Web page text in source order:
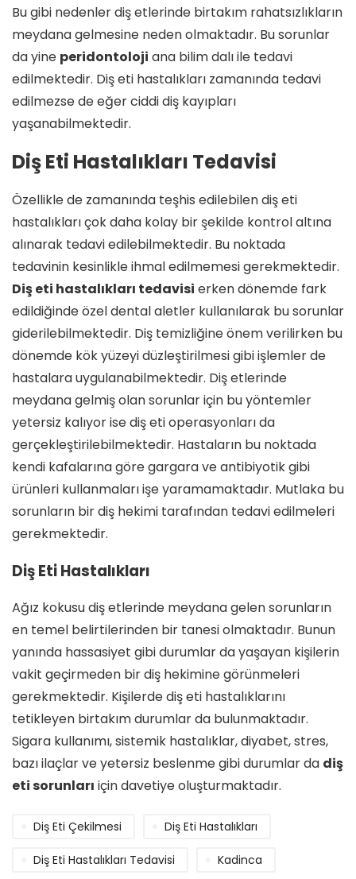
Bu gibi nedenler diş etlerinde birtakım rahatsızlıkların
meydana gelmesine neden olmaktadır. Bu sorunlar
da yine peridontoloji ana bilim dalı ile tedavi
edilmektedir. Diş eti hastalıkları zamanında tedavi
edilmezse de eğer ciddi diş kayıpları
yaşanabilmektedir.
Diş Eti Hastalıkları Tedavisi
Özellikle de zamanında teşhis edilebilen diş eti
hastalıkları çok daha kolay bir şekilde kontrol altına
alınarak tedavi edilebilmektedir. Bu noktada
tedavinin kesinlikle ihmal edilmemesi gerekmektedir.
Diş eti hastalıkları tedavisi erken dönemde fark
edildiğinde özel dental aletler kullanılarak bu sorunlar
giderilebilmektedir. Diş temizliğine önem verilirken bu
dönemde kök yüzeyi düzleştirilmesi gibi işlemler de
hastalara uygulanabilmektedir. Diş etlerinde
meydana gelmiş olan sorunlar için bu yöntemler
yetersiz kalıyor ise diş eti operasyonları da
gerçekleştirilebilmektedir. Hastaların bu noktada
kendi kafalarına göre gargara ve antibiyotik gibi
ürünleri kullanmaları işe yaramamaktadır. Mutlaka bu
sorunların bir diş hekimi tarafından tedavi edilmeleri
gerekmektedir.
Diş Eti Hastalıkları
Ağız kokusu diş etlerinde meydana gelen sorunların
en temel belirtilerinden bir tanesi olmaktadır. Bunun
yanında hassasiyet gibi durumlar da yaşayan kişilerin
vakit geçirmeden bir diş hekimine görünmeleri
gerekmektedir. Kişilerde diş eti hastalıklarını
tetikleyen birtakım durumlar da bulunmaktadır.
Sigara kullanımı, sistemik hastalıklar, diyabet, stres,
bazı ilaçlar ve yetersiz beslenme gibi durumlar da diş
eti sorunları için davetiye oluşturmaktadır.
Diş Eti Çekilmesi Diş Eti Hastalıkları
Diş Eti Hastalıkları Tedavisi Kadinca